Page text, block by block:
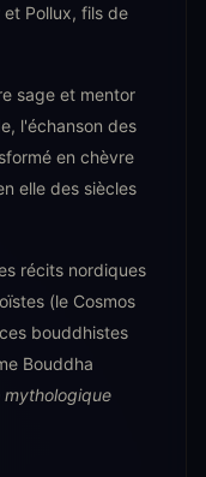
et Pollux, fils de
sage et mentor
l'échanson des
en chèvre
elle des siècles
récits nordiques
(le Cosmos
bouddhistes
Bouddha
mythologique